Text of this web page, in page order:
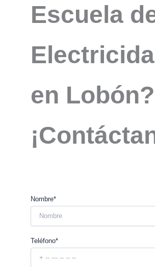
Escuela
en Lobón?
Nombre*
Teléfono*